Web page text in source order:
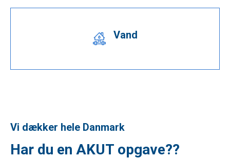
Vand
Vi dækker hele Danmark
Har du en AKUT opgave??